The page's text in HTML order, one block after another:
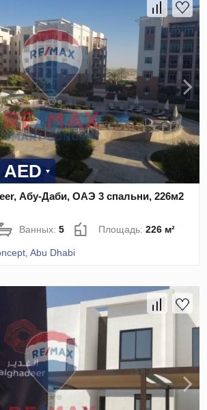
AED
Абу-Даби, ОАЭ 3 спальни, 226м2
Ванных:5 Площадь:226 м²
Abu Dhabi